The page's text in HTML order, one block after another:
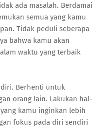
ada masalah. Berdamai
semua yang kamu
Tidak peduli seberapa
bahwa kamu akan
waktu yang terbaik
Berhenti untuk
orang lain. Lakukan hal-
kamu inginkan lebih
fokus pada diri sendiri